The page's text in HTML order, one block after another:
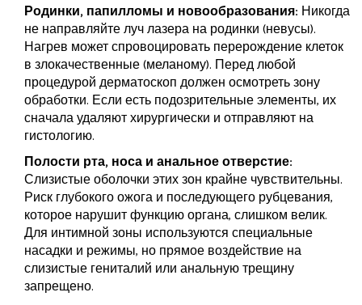
Родинки, папилломы и новообразования: Никогда
не направляйте луч лазера на родинки (невусы).
Нагрев может спровоцировать перерождение клеток
в злокачественные (меланому). Перед любой
процедурой дерматоскоп должен осмотреть зону
обработки. Если есть подозрительные элементы, их
сначала удаляют хирургически и отправляют на
гистологию.
Полости рта, носа и анальное отверстие:
Слизистые оболочки этих зон крайне чувствительны.
Риск глубокого ожога и последующего рубцевания,
которое нарушит функцию органа, слишком велик.
Для интимной зоны используются специальные
насадки и режимы, но прямое воздействие на
слизистые гениталий или анальную трещину
запрещено.